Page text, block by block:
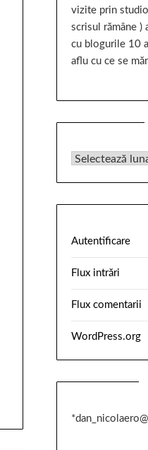
vizite prin
scrisul rămâne )
cu blogurile 10
aflu cu ce se
Autentificare
Flux intrări
Flux comentarii
WordPress.org